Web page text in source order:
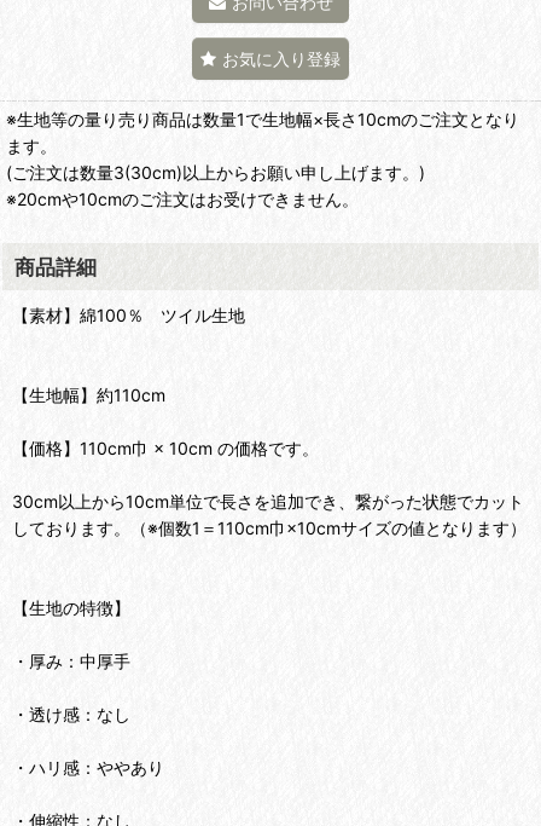
お気に入り登録
※生地等の量り売り商品は数量1で生地幅×長さ10cmのご注文となり
ます。
(ご注文は数量3(30cm)以上からお願い申し上げます。)
※20cmや10cmのご注文はお受けできません。
商品詳細
【素材】綿100％ ツイル生地
【生地幅】約110cm
【価格】110cm巾 × 10cm の価格です。
30cm以上から10cm単位で長さを追加でき、繋がった状態でカット
しております。（※個数1＝110cm巾×10cmサイズの値となります）
【生地の特徴】
・厚み：中厚手
・透け感：なし
・ハリ感：ややあり
・伸縮性：なし